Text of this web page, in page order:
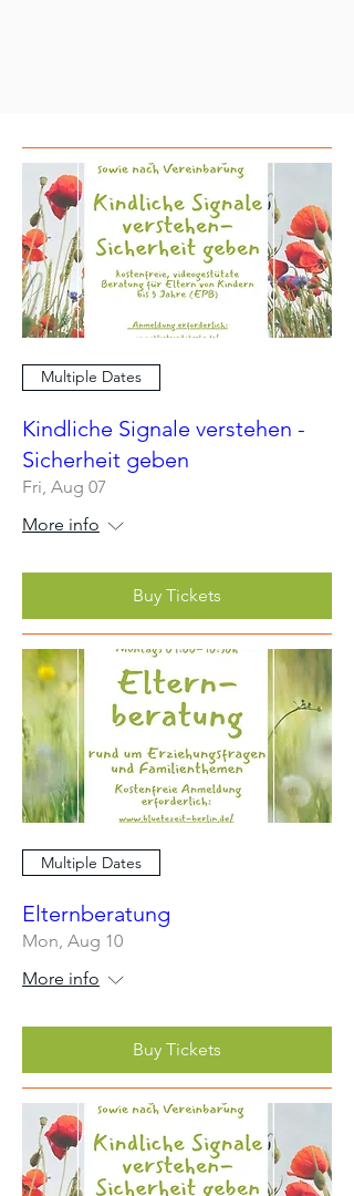
Multiple Dates
Kindliche Signale verstehen -
Sicherheit geben
Fri, Aug 07
More info
Buy Tickets
Multiple Dates
Elternberatung
Mon, Aug 10
More info
Buy Tickets